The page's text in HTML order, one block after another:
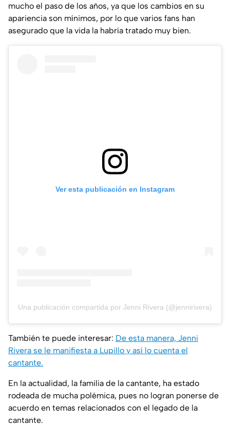
mucho el paso de los años, ya que los cambios en su
apariencia son mínimos, por lo que varios fans han
asegurado que la vida la habría tratado muy bien.
Ver esta publicación en Instagram
Una publicación compartida por Jenni Rivera (@jennirivera)
También te puede interesar: De esta manera, Jenni
Rivera se le manifiesta a Lupillo y así lo cuenta el
cantante.
En la actualidad, la familia de la cantante, ha estado
rodeada de mucha polémica, pues no logran ponerse de
acuerdo en temas relacionados con el legado de la
cantante.